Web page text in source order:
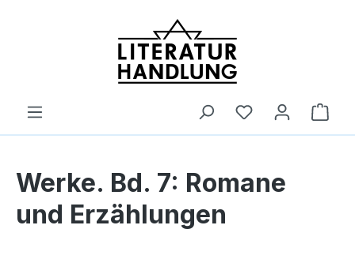
Werke. Bd. 7: Romane
und Erzählungen